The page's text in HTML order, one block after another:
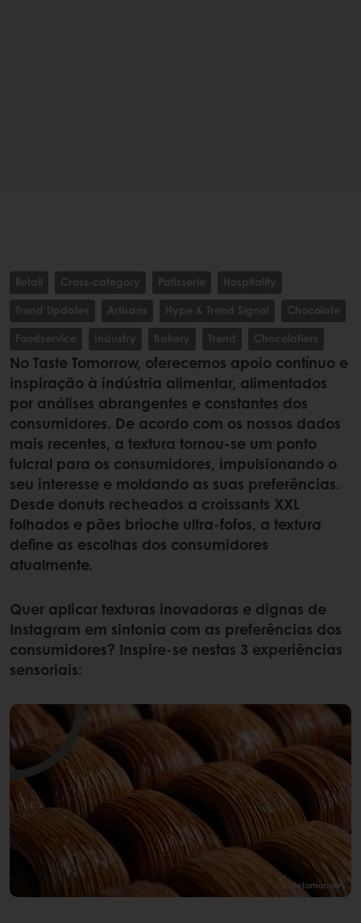
Retail Cross-category Patisserie
Hospitality
Trend Updates
Artisans Hype & Trend Signal
Chocolate
Foodservice
Industry Bakery Trend Chocolatiers
No Taste Tomorrow, oferecemos apoio contínuo e
inspiração à indústria alimentar, alimentados
por análises abrangentes e constantes dos
consumidores. De acordo com os nossos dados
mais recentes, a textura tornou-se um ponto
fulcral para os consumidores, impulsionando o
seu interesse e moldando as suas preferências.
Desde donuts recheados a croissants XXL
folhados e pães brioche ultra-fofos, a textura
define as escolhas dos consumidores
atualmente.
Quer aplicar texturas inovadoras e dignas de
Instagram em sintonia com as preferências dos
consumidores? Inspire-se nestas 3 experiências
sensoriais: